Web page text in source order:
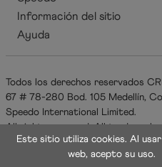
Información del sitio
Ayuda
Todos los derechos reservados
67 # 78-280 Bod. 105 Medellín,
Speedo International Limited.
All rights reserved. All trademarks
Este sitio utiliza cookies. Al
web, acepto su uso.